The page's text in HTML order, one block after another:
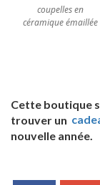
coupelles en
céramique émaillée
Cette boutique
trouver un
nouvelle année.